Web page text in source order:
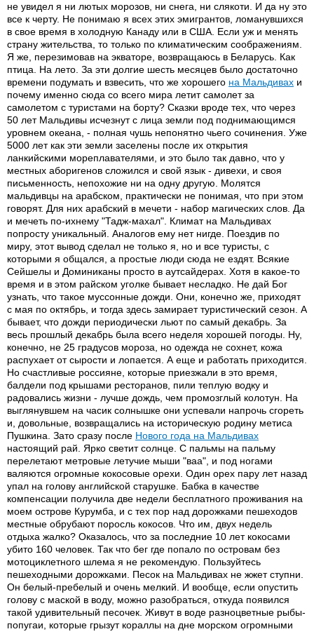
не увидел я ни лютых морозов, ни снега, ни слякоти. И да ну это
все к черту. Не понимаю я всех этих эмигрантов, ломанувшихся
в свое время в холодную Канаду или в США. Если уж и менять
страну жительства, то только по климатическим соображениям.
Я же, перезимовав на экваторе, возвращаюсь в Беларусь. Как
птица. На лето. За эти долгие шесть месяцев было достаточно
времени подумать и взвесить, что же хорошего на Мальдивах и
почему именно сюда со всего мира летит самолет за
самолетом с туристами на борту? Сказки вроде тех, что через
50 лет Мальдивы исчезнут с лица земли под поднимающимся
уровнем океана, - полная чушь непонятно чьего сочинения. Уже
5000 лет как эти земли заселены после их открытия
ланкийскими мореплавателями, и это было так давно, что у
местных аборигенов сложился и свой язык - дивехи, и своя
письменность, непохожие ни на одну другую. Молятся
мальдивцы на арабском, практически не понимая, что при этом
говорят. Для них арабский в мечети - набор магических слов. Да
и мечеть по-ихнему "Тадж-махал". Климат на Мальдивах
попросту уникальный. Аналогов ему нет нигде. Поездив по
миру, этот вывод сделал не только я, но и все туристы, с
которыми я общался, а простые люди сюда не ездят. Всякие
Сейшелы и Доминиканы просто в аутсайдерах. Хотя в какое-то
время и в этом райском уголке бывает несладко. Не дай Бог
узнать, что такое муссонные дожди. Они, конечно же, приходят
с мая по октябрь, и тогда здесь замирает туристический сезон. А
бывает, что дожди периодически льют по самый декабрь. За
весь прошлый декабрь была всего неделя хорошей погоды. Ну,
конечно, не 25 градусов мороза, но одежда не сохнет, кожа
распухает от сырости и лопается. А еще и работать приходится.
Но счастливые россияне, которые приезжали в это время,
балдели под крышами ресторанов, пили теплую водку и
радовались жизни - лучше дождь, чем промозглый колотун. На
выглянувшем на часик солнышке они успевали напрочь сгореть
и, довольные, возвращались на историческую родину метиса
Пушкина. Зато сразу после Нового года на Мальдивах
настоящий рай. Ярко светит солнце. С пальмы на пальму
перелетают метровые летучие мыши "ваа", и под ногами
валяются огромные кокосовые орехи. Один орех пару лет назад
упал на голову английской старушке. Бабка в качестве
компенсации получила две недели бесплатного проживания на
моем острове Курумба, и с тех пор над дорожками пешеходов
местные обрубают поросль кокосов. Что им, двух недель
отдыха жалко? Оказалось, что за последние 10 лет кокосами
убито 160 человек. Так что бег где попало по островам без
мотоциклетного шлема я не рекомендую. Пользуйтесь
пешеходными дорожками. Песок на Мальдивах не жжет ступни.
Он белый-пребелый и очень мелкий. И вообще, если опустить
голову с маской в воду, можно разобраться, откуда появился
такой удивительный песочек. Живут в воде разноцветные рыбы-
попугаи, которые грызут кораллы на дне морском огромными